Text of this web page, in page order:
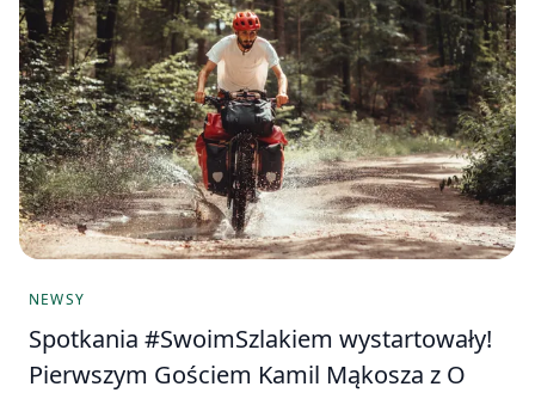
NEWSY
Spotkania #SwoimSzlakiem wystartowały!
Pierwszym Gościem Kamil Mąkosza z O